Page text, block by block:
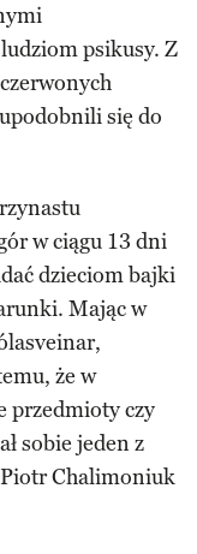
psikusy. Z
się do
w ciągu 13 dni
dzieciom bajki
Mając w
że w
przedmioty czy
sobie jeden z
Piotr Chalimoniuk